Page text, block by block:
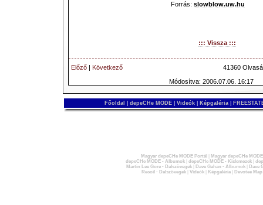
Forrás: slowblow.uw.hu
::: Vissza :::
Előző | Következő
41360
Módosítva: 2006.07.06. 16:17
Főoldal depeCHe MODE Videók Képgaléria
Magyar depeCHe MODE Portál
Magyar depeCHe
depeCHe MODE - Albumok| depeCHe MODE - Kislemezek|
Martin Lee Gore - Dalszövegek| Dave Gahan - Albumok|
Dave
Recoil - Dalszövegek| Videók| Képgaléria| Devotee Map